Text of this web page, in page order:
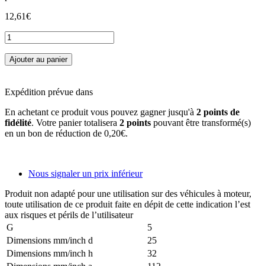
12,61€
Ajouter au panier
Expédition prévue dans
En achetant ce produit vous pouvez gagner jusqu'à 2 points de
fidélité. Votre panier totalisera 2 points pouvant être transformé(s)
en un bon de réduction de 0,20€.
Nous signaler un prix inférieur
Produit non adapté pour une utilisation sur des véhicules à moteur,
toute utilisation de ce produit faite en dépit de cette indication l’est
aux risques et périls de l’utilisateur
G
5
Dimensions mm/inch d
25
Dimensions mm/inch h
32